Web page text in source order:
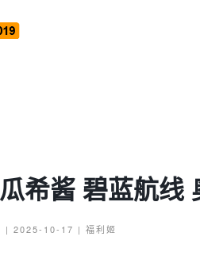
希酱 碧蓝航线
| 2025-10-17 | 福利姬